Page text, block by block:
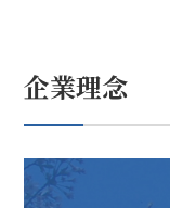
企業理念